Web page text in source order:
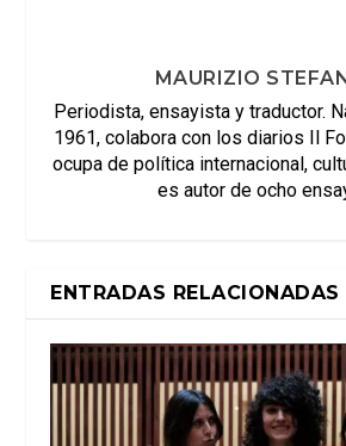
MAURIZIO
Periodista, ensayista y traductor.
1961, colabora con los diarios Il
ocupa de política internacional,
es autor de ocho
ENTRADAS RELACIONADAS